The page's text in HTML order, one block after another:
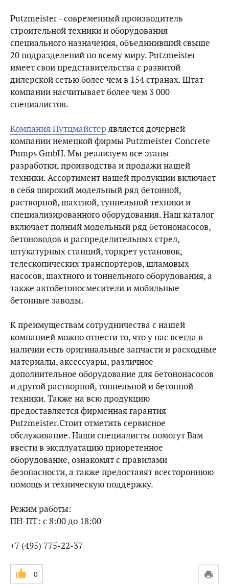
Putzmeister - современный производитель
строительной техники и оборудования
специального назначения, объединивший свыше
20 подразделений по всему миру. Putzmeister
имеет свои представительства с развитой
дилерской сетью более чем в 154 странах. Штат
компании насчитывает более чем 3 000
специалистов.
Компания Путцмайстер является дочерней
компании немецкой фирмы Putzmeister Concrete
Pumps GmbH. Мы реализуем все этапы
разработки, производства и продажи нашей
техники. Ассортимент нашей продукции включает
в себя широкий модельный ряд бетонной,
растворной, шахтной, туннельной техники и
специализированного оборудования. Наш каталог
включает полный модельный ряд бетононасосов,
бетоноводов и распределительных стрел,
штукатурных станций, торкрет установок,
телескопических транспортеров, шламовых
насосов, шахтного и тоннельного оборудования, а
также автобетоносмесители и мобильные
бетонные заводы.
К преимуществам сотрудничества с нашей
компанией можно отнести то, что у нас всегда в
наличии есть оригинальные запчасти и расходные
материалы, аксессуары, различное
дополнительное оборудование для бетононасосов
и другой растворной, тоннельной и бетонной
техники. Также на всю продукцию
предоставляется фирменная гарантия
Putzmeister.Стоит отметить сервисное
обслуживание. Наши специалисты помогут Вам
ввести в эксплуатацию приоретенное
оборудование, ознакомят с правилами
безопасности, а также предоставят всестороннюю
помощь и техническую поддержку.
Режим работы:
ПН-ПТ: с 8:00 до 18:00
+7 (495) 775-22-37
0